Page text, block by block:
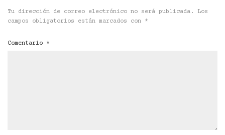
Tu dirección de correo electrónico no será publicada.
Los
campos obligatorios están marcados con *
Comentario *